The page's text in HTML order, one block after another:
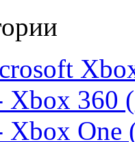
Xbox 360
Xbox One